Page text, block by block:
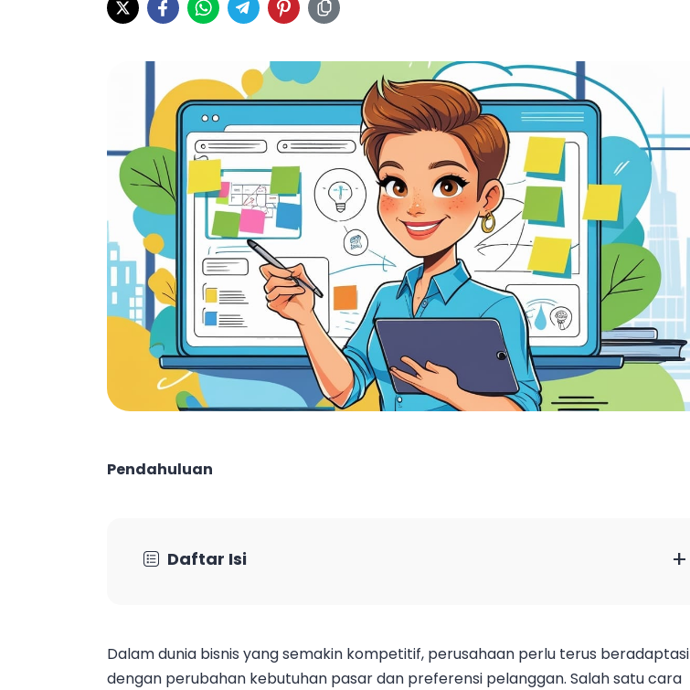
Pendahuluan
Daftar Isi +
Dalam dunia bisnis yang semakin kompetitif, perusahaan perlu terus beradaptasi
dengan perubahan kebutuhan pasar dan preferensi pelanggan. Salah satu cara